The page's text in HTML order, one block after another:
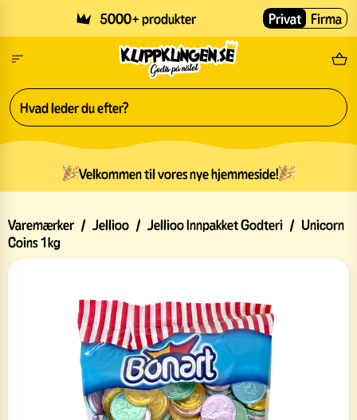
5000+ produkter Privat Firma
Velkommen til vores nye hjemmeside!
Varemærker / Jellioo / Jellioo Innpakket Godteri / Unicorn
Coins 1kg